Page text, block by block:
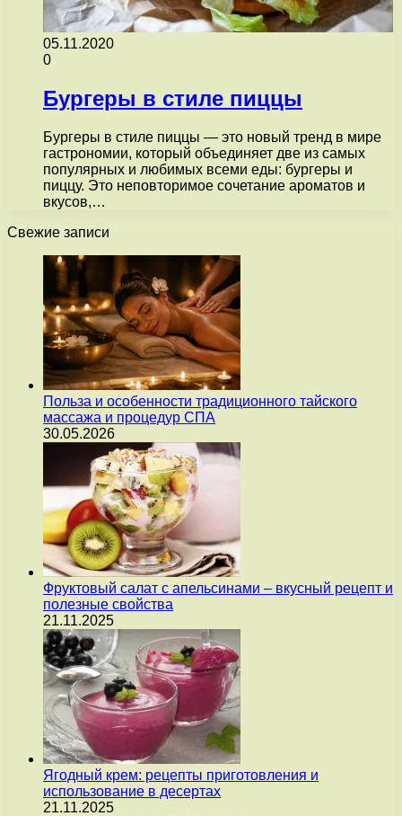
05.11.2020
0
Бургеры в стиле пиццы
Бургеры в стиле пиццы — это новый тренд в мире
гастрономии, который объединяет две из самых
популярных и любимых всеми еды: бургеры и
пиццу. Это неповторимое сочетание ароматов и
вкусов,…
Свежие записи
Польза и особенности традиционного тайского
массажа и процедур СПА
30.05.2026
Фруктовый салат с апельсинами – вкусный рецепт и
полезные свойства
21.11.2025
Ягодный крем: рецепты приготовления и
использование в десертах
21.11.2025